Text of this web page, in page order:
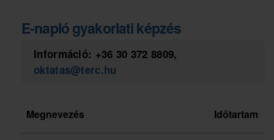
E-napló gyakorlati képzés
Információ: +36 30 372 8809,
oktatas@terc.hu
Megnevezés Időtartam